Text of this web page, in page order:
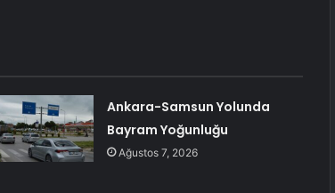
Ankara-Samsun Yolunda
Bayram Yoğunluğu
Ağustos 7, 2026